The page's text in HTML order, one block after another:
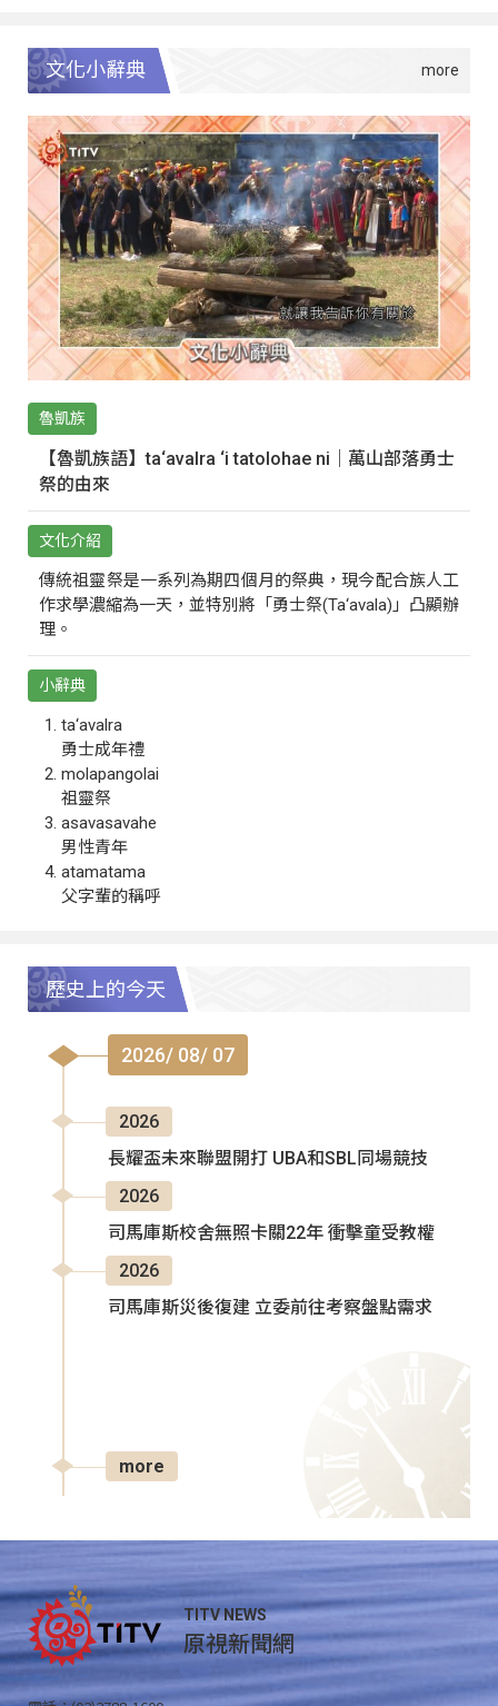
文化小辭典
魯凱族
【魯凱族語】ta‘avalra ‘i tatolohae ni｜萬山部落勇士
祭的由來
文化介紹
傳統祖靈祭是一系列為期四個月的祭典，現今配合族人工
作求學濃縮為一天，並特別將「勇士祭(Ta‘avala)」凸顯辦
理。
小辭典
ta‘avalra
勇士成年禮
molapangolai
祖靈祭
asavasavahe
男性青年
atamatama
父字輩的稱呼
歷史上的今天
2026/ 08/ 07
2026
長耀盃未來聯盟開打 UBA和SBL同場競技
2026
司馬庫斯校舍無照卡關22年 衝擊童受教權
2026
司馬庫斯災後復建 立委前往考察盤點需求
more
TITV NEWS
原視新聞網